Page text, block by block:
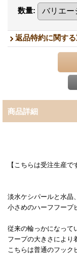
数量:
返品特約に関す
商品詳細
【こちらは受注生産
淡水ケシパールと水晶
小さめのハーフフープ
従来の輪っかになって
フープの大きさにより
こちらは普通のフッ